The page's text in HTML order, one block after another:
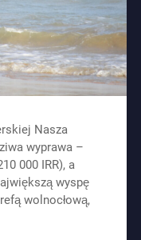
Nasza
wyprawa –
000 IRR), a
wyspę
wolnocłową,